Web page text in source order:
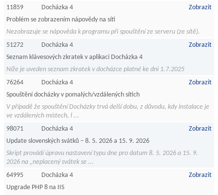
11859
Docházka 4
Zobrazit
Problém se zobrazením nápovědy na síti
Nezobrazuje se nápověda k programu při spouštění ze serveru (ze sítě).
51272
Docházka 4
Zobrazit
Seznam klávesových zkratek v aplikaci Docházka 4
Níže je uveden seznam zkratek v docházce platné ke dni 1.7.2025
76264
Docházka 4
Zobrazit
Spouštění docházky v pomalých/vzdálených sítích
V případě že spouštění Docházky trvá delší dobu, z důvodu, kdy instalace je
ve vzdálených místech, l ...
98071
Docházka 4
Zobrazit
Update slovenských svátků – 8. 5. 2026 a 15. 9. 2026
Skript provádí úpravu nastavení typu dne pro datum 8. 5. 2026 a 15. 9.
2026 na „neplacený svátek se ...
64995
Docházka 4
Zobrazit
Upgrade PHP 8 na IIS